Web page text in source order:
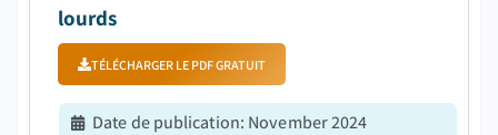
lourds
TÉLÉCHARGER LE PDF GRATUIT
Date de publication: November 2024